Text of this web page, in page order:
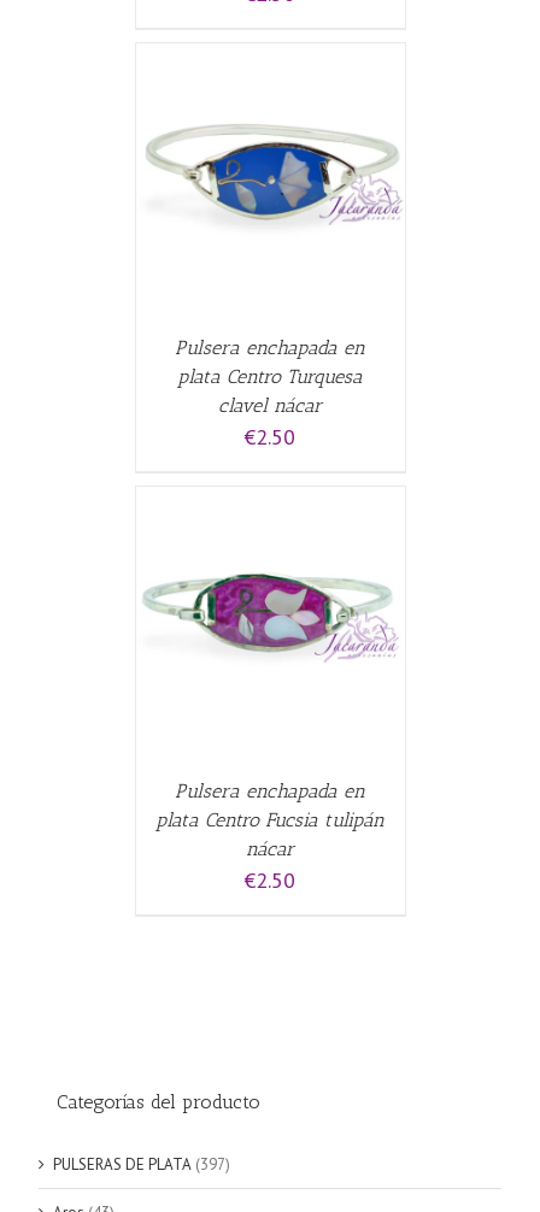
Pulsera enchapada en
plata Centro Turquesa
clavel nácar
€2.50
Pulsera enchapada en
plata Centro Fucsia tulipán
nácar
€2.50
Categorías del producto
PULSERAS DE PLATA (397)